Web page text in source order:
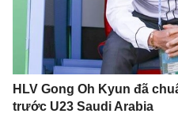
HLV Gong Oh Kyun đã
trước U23 Saudi Arabia